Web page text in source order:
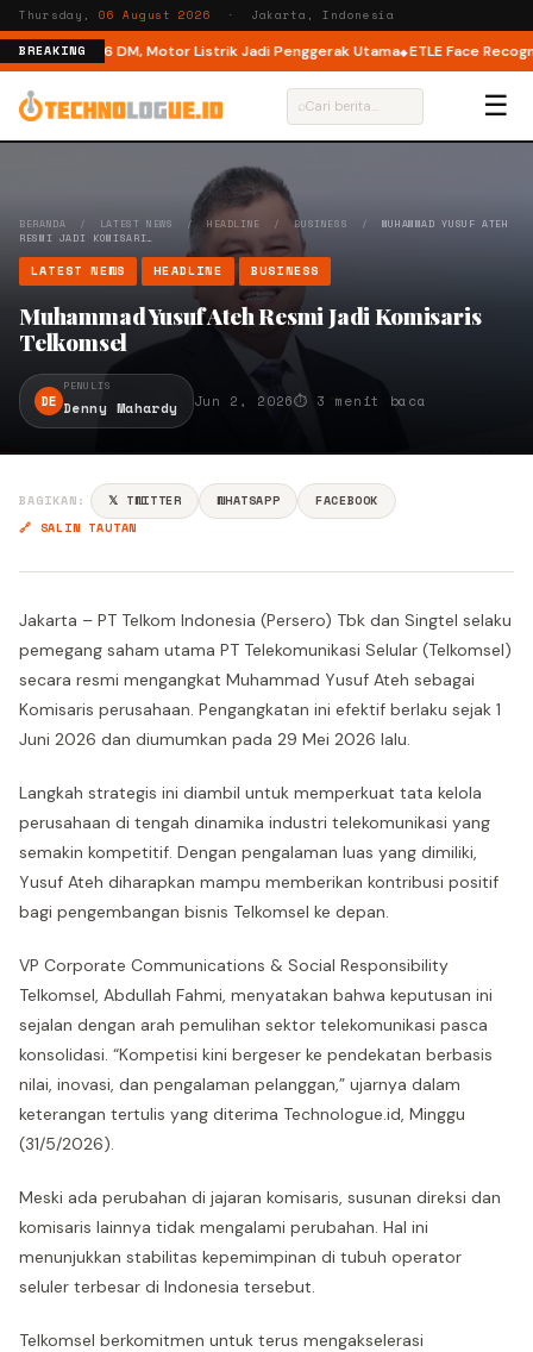
Thursday,06 August 2026 · Jakarta, Indonesia
BREAKING
Mode di M6 DM, Motor Listrik Jadi Penggerak Utama ETLE Face
⌕ ☰
BERANDA / LATEST NEWS / HEADLINE /BUSINESS / MUHAMMAD YUSUF ATEH
RESMI JADI KOMISARI…
LATEST NEWS HEADLINE BUSINESS
Muhammad Yusuf Ateh Resmi Jadi Komisaris
Telkomsel
DE
PENULIS
Denny Mahardy Jun 2, 2026⏱ 3 menit baca
BAGIKAN: 𝕏 TWITTER WHATSAPP
FACEBOOK
🔗 SALIN TAUTAN
Jakarta – PT Telkom Indonesia (Persero) Tbk dan Singtel selaku
pemegang saham utama PT Telekomunikasi Selular (Telkomsel)
secara resmi mengangkat Muhammad Yusuf Ateh sebagai
Komisaris perusahaan. Pengangkatan ini efektif berlaku sejak 1
Juni 2026 dan diumumkan pada 29 Mei 2026 lalu.
Langkah strategis ini diambil untuk memperkuat tata kelola
perusahaan di tengah dinamika industri telekomunikasi yang
semakin kompetitif. Dengan pengalaman luas yang dimiliki,
Yusuf Ateh diharapkan mampu memberikan kontribusi positif
bagi pengembangan bisnis Telkomsel ke depan.
VP Corporate Communications & Social Responsibility
Telkomsel, Abdullah Fahmi, menyatakan bahwa keputusan ini
sejalan dengan arah pemulihan sektor telekomunikasi pasca
konsolidasi. “Kompetisi kini bergeser ke pendekatan berbasis
nilai, inovasi, dan pengalaman pelanggan,” ujarnya dalam
keterangan tertulis yang diterima Technologue.id, Minggu
(31/5/2026).
Meski ada perubahan di jajaran komisaris, susunan direksi dan
komisaris lainnya tidak mengalami perubahan. Hal ini
menunjukkan stabilitas kepemimpinan di tubuh operator
seluler terbesar di Indonesia tersebut.
Telkomsel berkomitmen untuk terus mengakselerasi